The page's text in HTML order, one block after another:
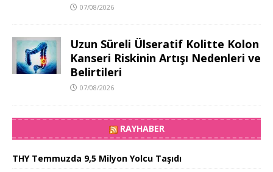
07/08/2026
Uzun Süreli Ülseratif Kolitte Kolon
Kanseri Riskinin Artışı Nedenleri ve
Belirtileri
07/08/2026
RAYHABER
THY Temmuzda 9,5 Milyon Yolcu Taşıdı